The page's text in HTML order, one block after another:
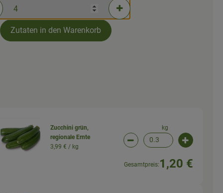
verringern (aktuell 4 Portionen ausgewählt)
Portionen erhöhen (aktuell 4
Zutaten in den Warenkorb
ändern
Zucchini grün,
regionale Ernte
3,99 € / kg
kg
Artikelanzahl verringern
Gesamtpreis: 1,20 €